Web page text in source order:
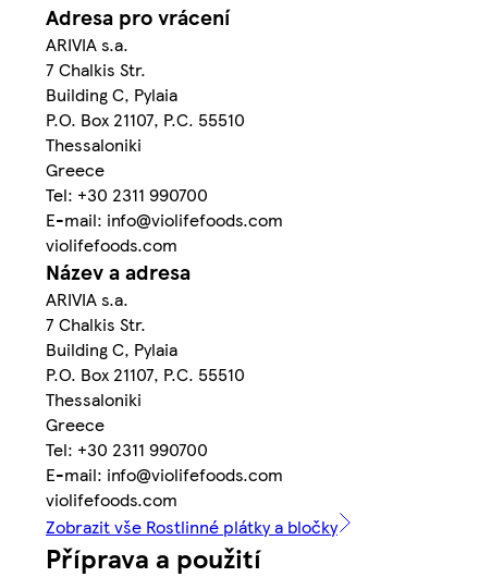
Adresa pro vrácení
ARIVIA s.a.
7 Chalkis Str.
Building C, Pylaia
P.O. Box 21107, P.C. 55510
Thessaloniki
Greece
Tel: +30 2311 990700
E-mail: info@violifefoods.com
violifefoods.com
Název a adresa
ARIVIA s.a.
7 Chalkis Str.
Building C, Pylaia
P.O. Box 21107, P.C. 55510
Thessaloniki
Greece
Tel: +30 2311 990700
E-mail: info@violifefoods.com
violifefoods.com
Zobrazit vše Rostlinné plátky a bločky
Příprava a použití